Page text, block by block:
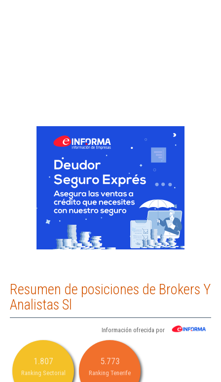
Resumen de posiciones de Brokers Y
Analistas Sl
Información ofrecida por
1.807
Ranking Sectorial
5.773
Ranking Tenerife